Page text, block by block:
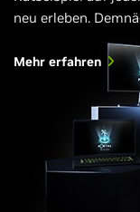
neu erleben.
Mehr erfahren